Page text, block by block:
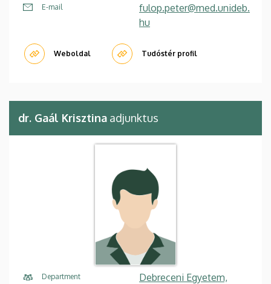
E-mail
fulop.peter@med.unideb.
hu
Weboldal Tudóstér profil
dr. Gaál Krisztina adjunktus
Department
Debreceni Egyetem,